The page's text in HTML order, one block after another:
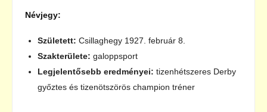
Névjegy:
Született: Csillaghegy 1927. február 8.
Szakterülete: galoppsport
Legjelentősebb eredményei: tizenhétszeres Derby
győztes és tizenötszörös champion tréner